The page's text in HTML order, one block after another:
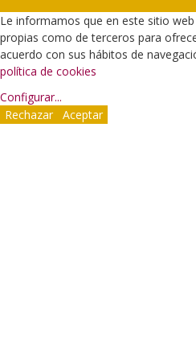
Le informamos que en este sitio
propias como de terceros para
acuerdo con sus hábitos de
política de cookies
Configurar...
Rechazar
Aceptar